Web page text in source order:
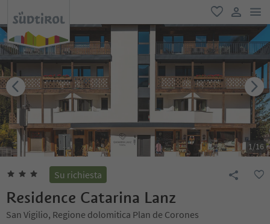
favoriti
user link
1/16
Su richiesta
Residence Catarina Lanz
San Vigilio, Regione dolomitica Plan de Corones